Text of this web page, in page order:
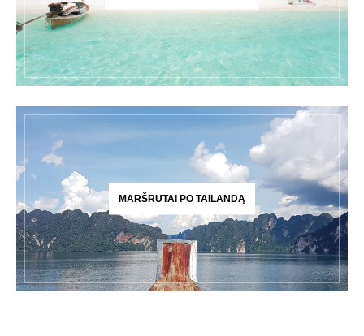
MARŠRUTAI PO TAILANDĄ